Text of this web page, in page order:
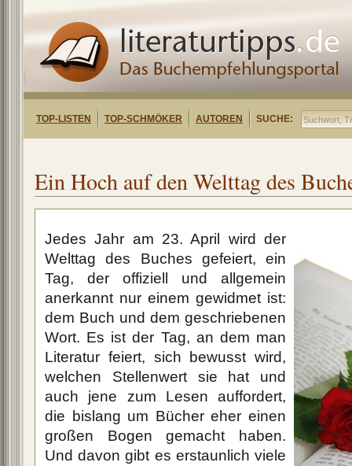
TOP-LISTEN TOP-SCHMÖKER AUTOREN SUCHE:
Ein Hoch auf den Welttag des
Jedes Jahr am 23. April wird der
Welttag des Buches gefeiert, ein
Tag, der offiziell und allgemein
anerkannt nur einem gewidmet ist:
dem Buch und dem geschriebenen
Wort. Es ist der Tag, an dem man
Literatur feiert, sich bewusst wird,
welchen Stellenwert sie hat und
auch jene zum Lesen auffordert,
die bislang um Bücher eher einen
großen Bogen gemacht haben.
Und davon gibt es erstaunlich viele